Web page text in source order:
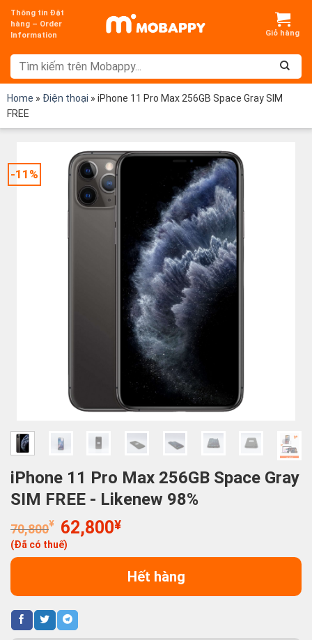
Chuyển
đến
dung
Thông tin Đặt
hàng – Order
Information
Home » Điện thoại » iPhone 11 Pro Max 256GB Space Gray SIM
FREE
-11%
iPhone 11 Pro Max 256GB Space Gray
SIM FREE - Likenew 98%
70,800¥
Giá
gốc
là:
62,800¥Giá
tại
là:
62,800¥.
(Đã có thuế)
Hết hàng